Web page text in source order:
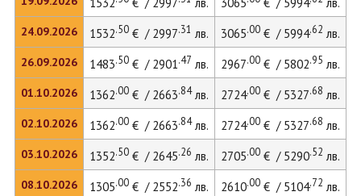
24.09.2026
26.09.2026
01.10.2026
02.10.2026
03.10.2026
08.10.2026
1532
€ / 2997 лв. 3065 € / 5994
лв.
1532.50€ / 2997.31 лв. 3065.00€ / 5994.62 лв.
1483.50€ / 2901.47 лв. 2967.00€ / 5802.95 лв.
1362.00€ / 2663.84лв. 2724.00€ / 5327.68 лв.
1362.00€ / 2663.84лв. 2724.00€ / 5327.68 лв.
1352.50€ / 2645.26 лв. 2705.00€ / 5290.52 лв.
1305.00€ / 2552.36 лв. 2610.00€ / 5104.72 лв.